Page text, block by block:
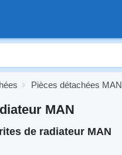
Pièces détachées MAN
MAN
de radiateur MAN